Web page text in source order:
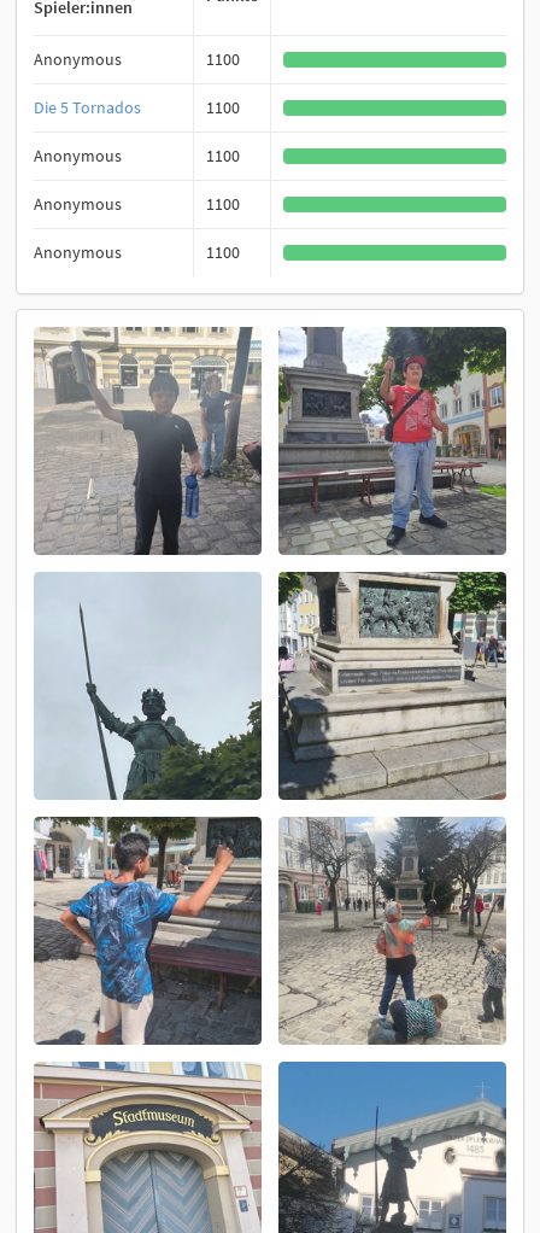
Spieler:innen
Anonymous 1100
Die 5 Tornados 1100
Anonymous 1100
Anonymous 1100
Anonymous 1100